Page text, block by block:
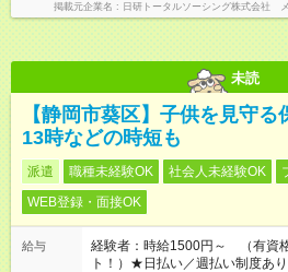
掲載元企業名 日研トータルソーシング株式会社
未読
【静岡市葵区】子供を見守る
13時などの時短も
派遣 職種未経験OK 社会人未経験OK
WEB登録・面接OK
給与
経験者：時給1500円～ （有資
ト！）★日払い／週払い制度あ